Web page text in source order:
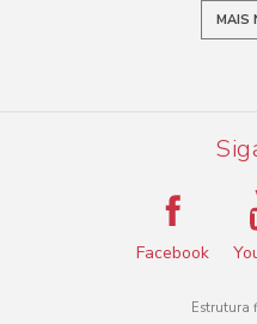
MAIS
Facebook
Estrutura